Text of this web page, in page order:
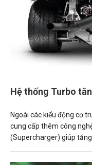
Hệ thống Turbo
Ngoài các kiểu động cơ
cung cấp thêm công
(Supercharger) giúp